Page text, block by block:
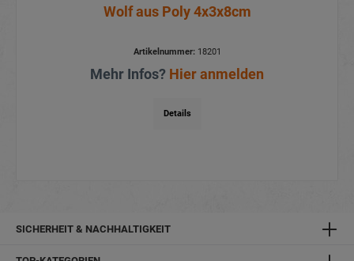
Wolf aus Poly 4x3x8cm
Artikelnummer:18201
Mehr Infos? Hier anmelden
Details
SICHERHEIT & NACHHALTIGKEIT